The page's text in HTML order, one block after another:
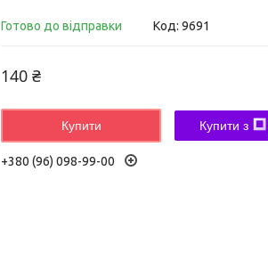
Готово до відправки Код: 9691
140 ₴
Купити Купити з
+380 (96) 098-99-00